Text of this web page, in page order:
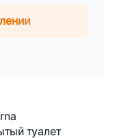
туалет